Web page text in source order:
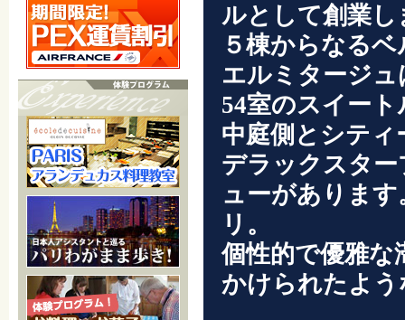
ルとして創業し
５棟からなる
エルミタージュ
54室のスイー
中庭側とシティ
デラックスタ
ューがありま
リ。
個性的で優雅な
かけられたよ